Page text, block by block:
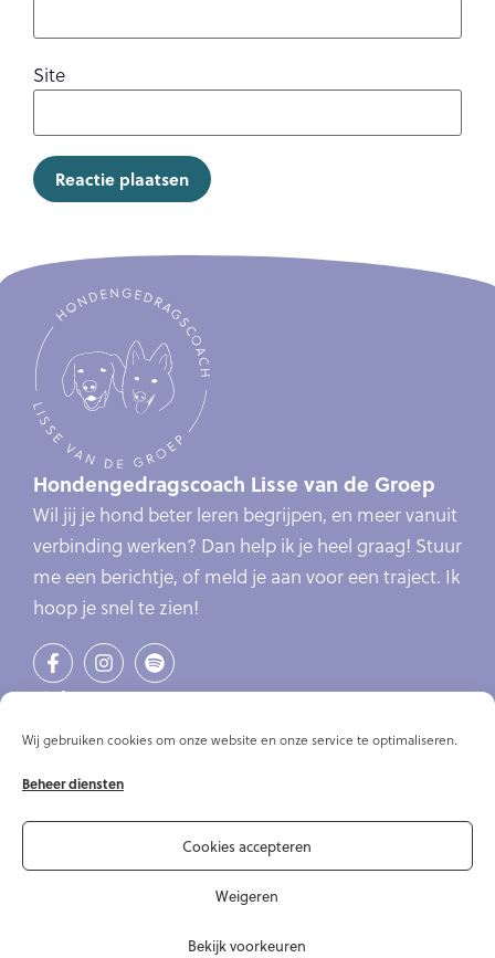
Wij gebruiken cookies om onze website en onze service te optimaliseren.
Beheer diensten
Cookies accepteren
Weigeren
Bekijk voorkeuren
Site
Hondengedragscoach Lisse van de Groep
Wil jij je hond beter leren begrijpen, en meer vanuit
verbinding werken? Dan help ik je heel graag! Stuur
me een berichtje, of meld je aan voor een traject. Ik
hoop je snel te zien!
Links
Online cursus verlatingsangst
Online cursussen
Artikelen
Contact